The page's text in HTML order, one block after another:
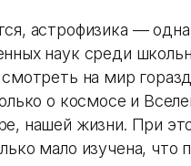
астрофизика —
наук среди
смотреть на мир
о космосе и
нашей жизни. При
мало изучена, что